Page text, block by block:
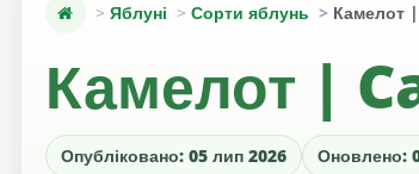
Яблуні Сорти яблунь Камелот
Камелот |
Опубліковано: 05 лип 2026 Оновлено: